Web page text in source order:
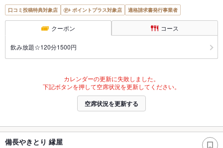
口コミ投稿特典対象店 ポイントプラス対象店 適格請求書発行事業者
クーポン コース
飲み放題☆120分1500円
カレンダーの更新に失敗しました。
下記ボタンを押して空席状況を更新してください。
空席状況を更新する
備長やきとり 縁屋